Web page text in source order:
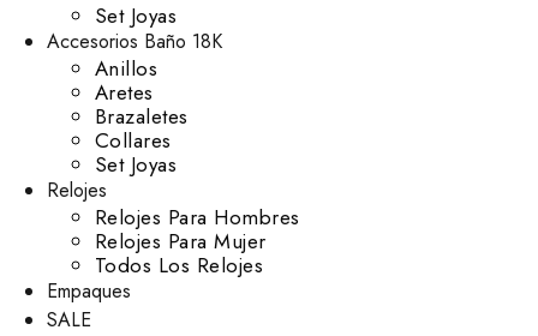
Set Joyas
Accesorios Baño 18K
Anillos
Aretes
Brazaletes
Collares
Set Joyas
Relojes
Relojes Para Hombres
Relojes Para Mujer
Todos Los Relojes
Empaques
SALE